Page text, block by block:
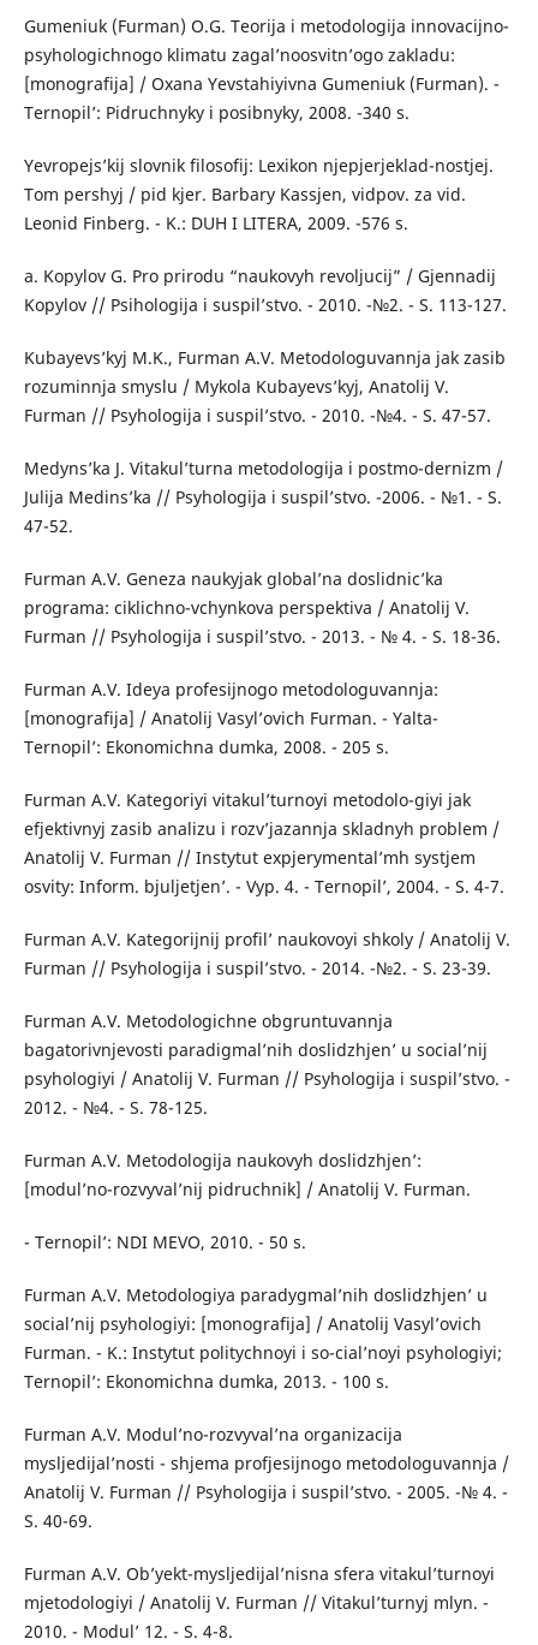
Gumeniuk (Furman) O.G. Teorija i metodologija innovacijno-
psyhologichnogo klimatu zagal’noosvitn’ogo zakladu:
[monografija] / Oxana Yevstahiyivna Gumeniuk (Furman). -
Ternopil’: Pidruchnyky i posibnyky, 2008. -340 s.
Yevropejs’kij slovnik filosofij: Lexikon njepjerjeklad-nostjej.
Tom pershyj / pid kjer. Barbary Kassjen, vidpov. za vid.
Leonid Finberg. - K.: DUH I LITERA, 2009. -576 s.
a. Kopylov G. Pro prirodu “naukovyh revoljucij” / Gjennadij
Kopylov // Psihologija i suspil’stvo. - 2010. -№2. - S. 113-127.
Kubayevs’kyj M.K., Furman A.V. Metodologuvannja jak zasib
rozuminnja smyslu / Mykola Kubayevs’kyj, Anatolij V.
Furman // Psyhologija i suspil’stvo. - 2010. -№4. - S. 47-57.
Medyns’ka J. Vitakul’turna metodologija i postmo-dernizm /
Julija Medins’ka // Psyhologija i suspil’stvo. -2006. - №1. - S.
47-52.
Furman A.V. Geneza naukyjak global’na doslidnic’ka
programa: ciklichno-vchynkova perspektiva / Anatolij V.
Furman // Psyhologija i suspil’stvo. - 2013. - № 4. - S. 18-36.
Furman A.V. Ideya profesijnogo metodologuvannja:
[monografija] / Anatolij Vasyl’ovich Furman. - Yalta-
Ternopil’: Ekonomichna dumka, 2008. - 205 s.
Furman A.V. Kategoriyi vitakul’turnoyi metodolo-giyi jak
efjektivnyj zasib analizu i rozv’jazannja skladnyh problem /
Anatolij V. Furman // Instytut expjerymental’mh systjem
osvity: Inform. bjuljetjen’. - Vyp. 4. - Ternopil’, 2004. - S. 4-7.
Furman A.V. Kategorijnij profil’ naukovoyi shkoly / Anatolij V.
Furman // Psyhologija i suspil’stvo. - 2014. -№2. - S. 23-39.
Furman A.V. Metodologichne obgruntuvannja
bagatorivnjevosti paradigmal’nih doslidzhjen’ u social’nij
psyhologiyi / Anatolij V. Furman // Psyhologija i suspil’stvo. -
2012. - №4. - S. 78-125.
Furman A.V. Metodologija naukovyh doslidzhjen’:
[modul’no-rozvyval’nij pidruchnik] / Anatolij V. Furman.
- Ternopil’: NDI MEVO, 2010. - 50 s.
Furman A.V. Metodologiya paradygmal’nih doslidzhjen’ u
social’nij psyhologiyi: [monografija] / Anatolij Vasyl’ovich
Furman. - K.: Instytut politychnoyi i so-cial’noyi psyhologiyi;
Ternopil’: Ekonomichna dumka, 2013. - 100 s.
Furman A.V. Modul’no-rozvyval’na organizacija
mysljedijal’nosti - shjema profjesijnogo metodologuvannja /
Anatolij V. Furman // Psyhologija i suspil’stvo. - 2005. -№ 4. -
S. 40-69.
Furman A.V. Ob’yekt-mysljedijal’nisna sfera vitakul’turnoyi
mjetodologiyi / Anatolij V. Furman // Vitakul’turnyj mlyn. -
2010. - Modul’ 12. - S. 4-8.